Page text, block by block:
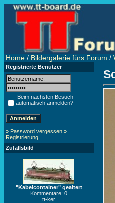
Home / Bildergalerie fürs Forum /
Registrierte Benutzer
Beim nächsten Besuch
automatisch anmelden?
» Password vergessen »
Registrierung
Zufallsbild
"Kabelcontainer" gealtert
Kommentare: 0
tt-ker